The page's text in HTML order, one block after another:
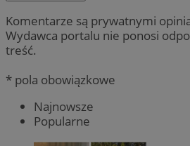
Komentarze są prywatnymi
Wydawca portalu nie ponosi
treść.
* pola obowiązkowe
Najnowsze
Popularne